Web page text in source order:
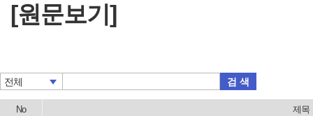
[원문보기]
전체 검 색
No 제목